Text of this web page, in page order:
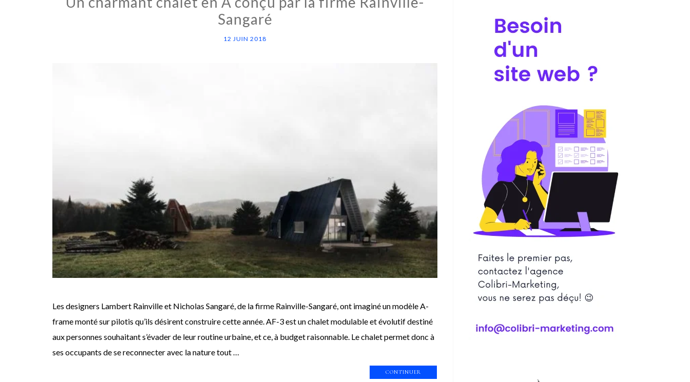
Sangaré
12 JUIN 2018
Les designers Lambert Rainville et Nicholas Sangaré, de la firme Rainville-Sangaré, ont imaginé un modèle A-
frame monté sur pilotis qu’ils désirent construire cette année. AF-3 est un chalet modulable et évolutif destiné
aux personnes souhaitant s’évader de leur routine urbaine, et ce, à budget raisonnable. Le chalet permet donc à
ses occupants de se reconnecter avec la nature tout …
CONTINUER